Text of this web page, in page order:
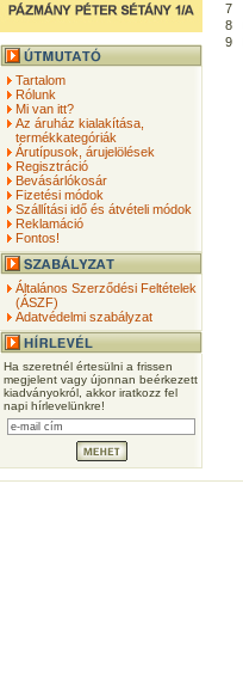
Tartalom
Rólunk
Mi van itt?
Az áruház kialakítása,
termékkategóriák
Árutípusok, árujelölések
Regisztráció
Bevásárlókosár
Fizetési módok
Szállítási idő és átvételi módok
Reklamáció
Fontos!
Általános Szerződési Feltételek
(ÁSZF)
Adatvédelmi szabályzat
Ha szeretnél értesülni a frissen
megjelent vagy újonnan beérkezett
kiadványokról, akkor iratkozz fel
napi hírlevelünkre!
7
8
9